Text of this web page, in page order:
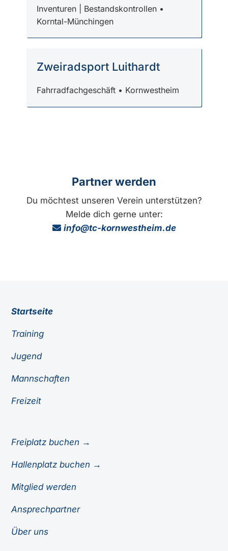
Inventuren | Bestandskontrollen •
Korntal-Münchingen
Zweiradsport Luithardt
Fahrradfachgeschäft • Kornwestheim
Partner werden
Du möchtest unseren Verein unterstützen?
Melde dich gerne unter:
info@tc-kornwestheim.de
Startseite
Training
Jugend
Mannschaften
Freizeit
Freiplatz buchen →
Hallenplatz buchen →
Mitglied werden
Ansprechpartner
Über uns